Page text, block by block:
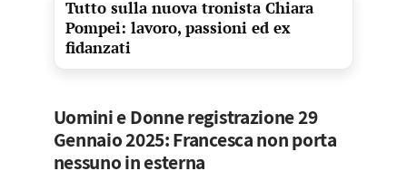
Tutto sulla nuova tronista Chiara
Pompei: lavoro, passioni ed ex
fidanzati
Uomini e Donne registrazione 29
Gennaio 2025: Francesca non porta
nessuno in esterna